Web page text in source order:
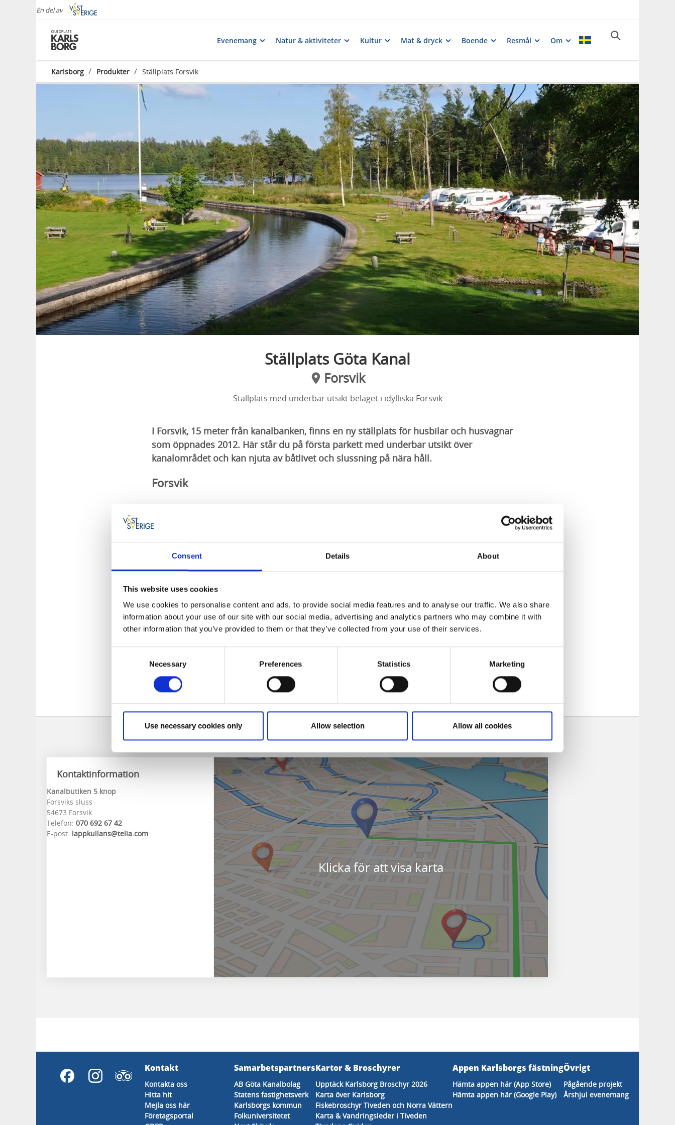
Consent Details About
This website uses cookies
We use cookies to personalise content and ads, to provide social media features and to analyse our traffic. We also share
information about your use of our site with our social media, advertising and analytics partners who may combine it with
other information that you’ve provided to them or that they’ve collected from your use of their services.
Necessary Preferences Statistics Marketing
Use necessary cookies only Allow selection Allow all cookies
En del av
Evenemang Natur & aktiviteter Kultur Mat & dryck Boende Resmål Om
Karlsborg / Produkter / Ställplats Forsvik
Ställplats Göta Kanal
Forsvik
Ställplats med underbar utsikt beläget i idylliska Forsvik
I Forsvik, 15 meter från kanalbanken, finns en ny ställplats för husbilar och husvagnar
som öppnades 2012. Här står du på första parkett med underbar utsikt över
kanalområdet och kan njuta av båtlivet och slussning på nära håll.
Forsvik
man uppleva hur båtarna slussas upp från Vättern i kanalens högsta enkelsluss med en fallhöjd
österut.
Forsvik är ett gammalt brukssamhälle, här finns Forsviks Bruk, ett regionalt museum med
och 1900-talet.
På Forsviks Varv har man byggt en kopia av Hjulångaren Eric Nordevall som sjönk på Vättern 1856.
Hjulångaren är nu färdig och ligger i Göta Kanal i Karlsborg.
Allmänna öppettider
Det finns möjlighet att stå på ställplatsen året runt.
Tillgång till servicehuset med wc, dusch, tvättstuga och färskvatten har man under perioden maj-
Kontaktinformation
Kanalbutiken 5 knop
Forsviks sluss
54673 Forsvik
Telefon: 070 692 67 42
E-post: lappkullans@telia.com
Klicka för att visa karta
Kontakt
Kontakta oss
Hitta hit
Mejla oss här
Företagsportal
Samarbetspartners
AB Göta Kanalbolag
Statens fastighetsverk
Karlsborgs kommun
Folkuniversitetet
Kartor & Broschyrer
Upptäck Karlsborg Broschyr 2026
Karta över Karlsborg
Fiskebroschyr Tiveden och Norra Vättern
Karta & Vandringsleder i Tiveden
Appen Karlsborgs fästning
Hämta appen här (App Store)
Hämta appen här (Google Play)
Övrigt
Pågående projekt
Årshjul evenemang